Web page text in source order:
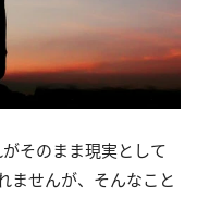
そのまま現実として
せんが、そんなこと